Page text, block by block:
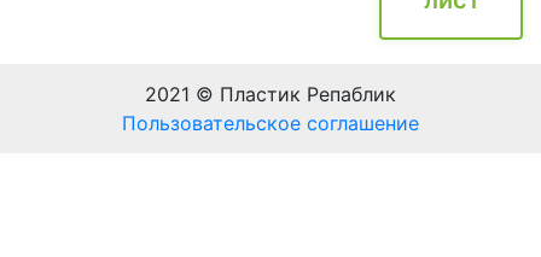
2021 © Пластик Репаблик
Пользовательское соглашение